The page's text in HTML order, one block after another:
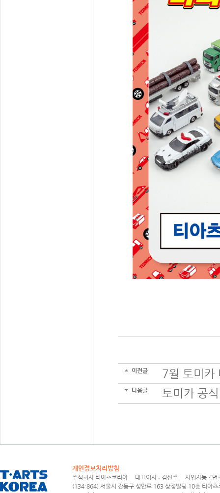
이전글 7월 토미카
다음글 토미카 공
개인정보처리방침
주식회사 티아츠코리아 대표이사 : 김선주 사업자등록
(134-864) 서울시 강동구 성안로 163 상정빌딩 10층